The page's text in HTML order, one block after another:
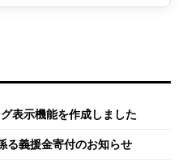
表示機能を作成しました
る義援金寄付のお知らせ